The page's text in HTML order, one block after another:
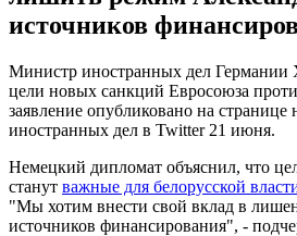
источников
Министр иностранных дел Германии
цели новых санкций Евросоюза
заявление опубликовано на странице
иностранных дел в Twitter 21 июня.
Немецкий дипломат объяснил, что
станут важные для белорусской
"Мы хотим внести свой вклад в
источников финансирования", -